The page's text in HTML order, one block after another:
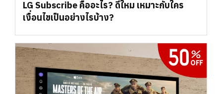
LG Subscribe คืออะไร? ดีใหม เหมาะกับใคร
เงื่อนไขเป็นอย่างไรบ้าง?